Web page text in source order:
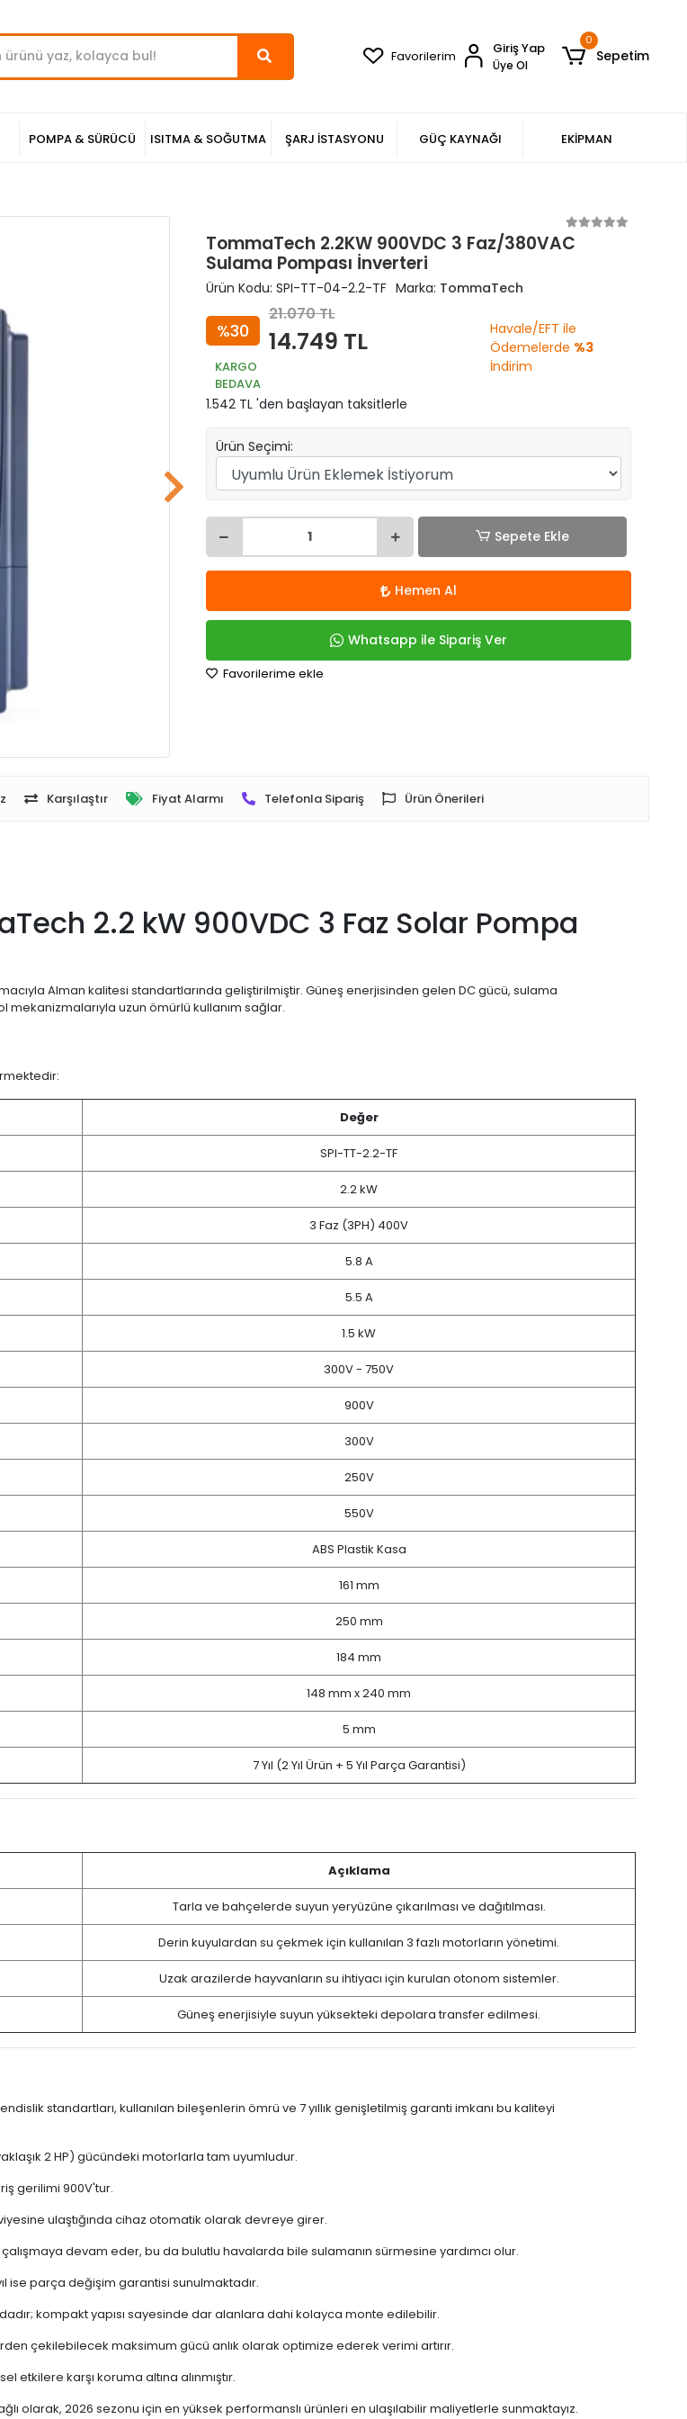
Favorilerim Giriş Yap
Üye Ol
0
Sepetim
POMPA & SÜRÜCÜ ISITMA & SOĞUTMA ŞARJ İSTASYONU GÜÇ KAYNAĞI EKİPMAN
TommaTech 2.2KW 900VDC 3 Faz/380VAC
Sulama Pompası İnverteri
Ürün Kodu: SPI-TT-04-2.2-TF Marka: TommaTech
%30
21.070 TL
14.749 TL
KARGO
BEDAVA
Havale/EFT ile
Ödemelerde %3
İndirim
1.542 TL 'den başlayan taksitlerle
Ürün Seçimi:
Sepete Ekle
Hemen Al
Whatsapp ile Sipariş Ver
Favorilerime ekle
Karşılaştır Fiyat Alarmı Telefonla Sipariş Ürün Önerileri
2.2 kW 900VDC 3 Faz Solar Pompa
Alman kalitesi standartlarında geliştirilmiştir. Güneş enerjisinden gelen DC gücü, sulama
mekanizmalarıyla uzun ömürlü kullanım sağlar.
Değer
SPI-TT-2.2-TF
2.2 kW
3 Faz (3PH) 400V
5.8 A
5.5 A
1.5 kW
300V - 750V
900V
300V
250V
550V
ABS Plastik Kasa
161 mm
250 mm
184 mm
148 mm x 240 mm
5 mm
7 Yıl (2 Yıl Ürün + 5 Yıl Parça Garantisi)
Açıklama
Tarla ve bahçelerde suyun yeryüzüne çıkarılması ve dağıtılması.
Derin kuyulardan su çekmek için kullanılan 3 fazlı motorların yönetimi.
Uzak arazilerde hayvanların su ihtiyacı için kurulan otonom sistemler.
Güneş enerjisiyle suyun yüksekteki depolara transfer edilmesi.
standartları, kullanılan bileşenlerin ömrü ve 7 yıllık genişletilmiş garanti imkanı bu kaliteyi
2 HP) gücündeki motorlarla tam uyumludur.
gerilimi 900V'tur.
ulaştığında cihaz otomatik olarak devreye girer.
devam eder, bu da bulutlu havalarda bile sulamanın sürmesine yardımcı olur.
ise parça değişim garantisi sunulmaktadır.
kompakt yapısı sayesinde dar alanlara dahi kolayca monte edilebilir.
çekilebilecek maksimum gücü anlık olarak optimize ederek verimi artırır.
etkilere karşı koruma altına alınmıştır.
olarak, 2026 sezonu için en yüksek performanslı ürünleri en ulaşılabilir maliyetlerle sunmaktayız.